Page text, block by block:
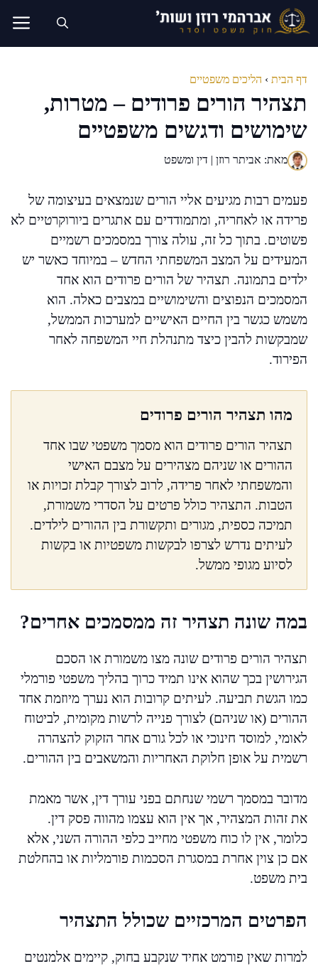
לדלג
לתוכן
דף הבית › הליכים משפטיים
תצהיר הורים פרודים – מטרות,
שימושים ודגשים משפטיים
מאת: אביתר רוזן | דין ומשפט
פעמים רבות מגיעים אליי הורים שנמצאים בעיצומה של
פרידה או לאחריה, ומתמודדים עם אתגרים ביורוקרטיים לא
פשוטים. בתוך כל זה, עולה צורך במסמכים רשמיים
המעידים על המצב המשפחתי החדש – במיוחד כאשר יש
ילדים בתמונה. תצהיר של הורים פרודים הוא אחד
המסמכים הנפוצים והשימושיים במצבים כאלה. הוא
משמש כגשר בין החיים האישיים למערכות הממשל,
שמבקשות להבין כיצד מתנהלת חיי המשפחה לאחר
הפירוד.
מהו תצהיר הורים פרודים
תצהיר הורים פרודים הוא מסמך משפטי שבו אחד
ההורים או שניהם מצהירים על מצבם האישי
והמשפחתי לאחר פרידה, לרוב לצורך קבלת זכויות או
הטבות. התצהיר כולל פרטים על הסדרי משמורת,
תמיכה כספית, מגורים ותקשורת בין ההורים לילדים.
לעיתים נדרש לצרפו לבקשות משפטיות או בקשות
לסיוע מגופי ממשל.
במה שונה תצהיר זה ממסמכים אחרים?
תצהיר הורים פרודים שונה מצו משמורת או הסכם
הגירושין בכך שהוא אינו תמיד כרוך בהליך משפטי פורמלי
כמו הגשת תביעה. לעיתים קרובות הוא נערך מיוזמת אחד
ההורים (או שניהם) לצורך פנייה לרשות מקומית, לביטוח
לאומי, למוסד חינוכי או לכל גורם אחר הזקוק להצהרה
רשמית על אופן חלוקת האחריות והמשאבים בין ההורים.
מדובר במסמך רשמי שנחתם בפני עורך דין, אשר מאמת
את זהות המצהיר, אך אין הוא עצמו מהווה פסק דין.
כלומר, אין לו כוח משפטי מחייב כלפי ההורה השני, אלא
אם כן צוין אחרת במסגרת הסכמות פורמליות או בהחלטת
בית משפט.
הפרטים המרכזיים שכולל התצהיר
למרות שאין פורמט אחיד שנקבע בחוק, קיימים אלמנטים